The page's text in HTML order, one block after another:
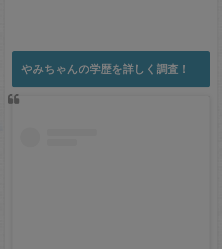
やみちゃんの学歴を詳しく調査！